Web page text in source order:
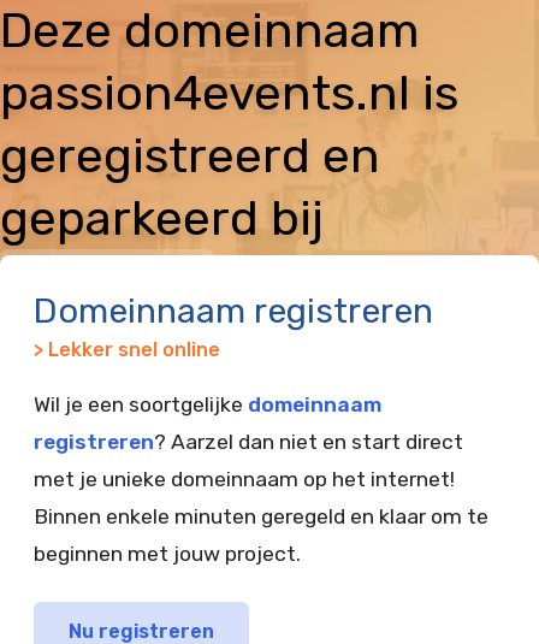
Deze domeinnaam
passion4events.nl is
geregistreerd en
geparkeerd bij
Domeinnaam registreren
> Lekker snel online
Wil je een soortgelijke domeinnaam
registreren? Aarzel dan niet en start direct
met je unieke domeinnaam op het internet!
Binnen enkele minuten geregeld en klaar om te
beginnen met jouw project.
Nu registreren